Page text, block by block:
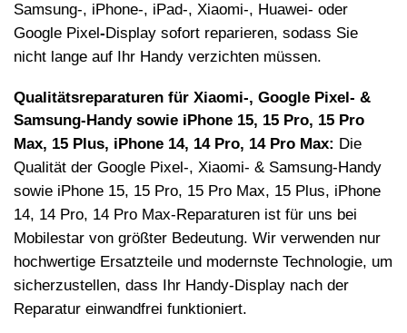
Samsung-, iPhone-, iPad-, Xiaomi-, Huawei- oder
Google Pixel-Display sofort reparieren, sodass Sie
nicht lange auf Ihr Handy verzichten müssen.
Qualitätsreparaturen für Xiaomi-, Google Pixel- &
Samsung-Handy sowie iPhone 15, 15 Pro, 15 Pro
Max, 15 Plus, iPhone 14, 14 Pro, 14 Pro Max: Die
Qualität der Google Pixel-, Xiaomi- & Samsung-Handy
sowie iPhone 15, 15 Pro, 15 Pro Max, 15 Plus, iPhone
14, 14 Pro, 14 Pro Max-Reparaturen ist für uns bei
Mobilestar von größter Bedeutung. Wir verwenden nur
hochwertige Ersatzteile und modernste Technologie, um
sicherzustellen, dass Ihr Handy-Display nach der
Reparatur einwandfrei funktioniert.